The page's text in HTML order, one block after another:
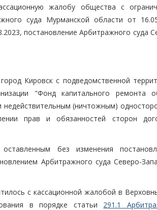
жалобу общества с
суда Мурманской области от
постановление Арбитражного суда
Кировск с подведомственной
"Фонд капитального ремонта
(ничтожным)
прав и обязанностей сторон
без изменения
Арбитражного суда Северо-
с кассационной жалобой в
в порядке статьи 291.1